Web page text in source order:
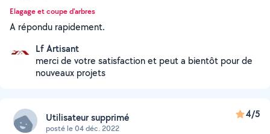
Elagage et coupe d'arbres
A répondu rapidement.
Lf Artisant
merci de votre satisfaction et peut a bientôt pour de
nouveaux projets
Utilisateur supprimé
posté le 04 déc. 2022
4/5